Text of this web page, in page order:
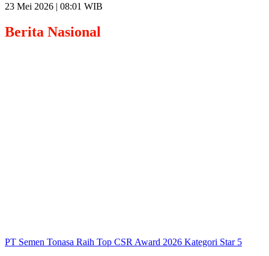
23 Mei 2026 | 08:01 WIB
Berita Nasional
PT Semen Tonasa Raih Top CSR Award 2026 Kategori Star 5